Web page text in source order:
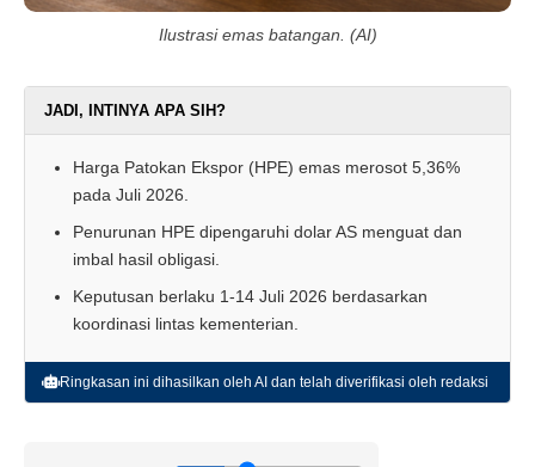
Ilustrasi emas batangan. (AI)
JADI, INTINYA APA SIH?
Harga Patokan Ekspor (HPE) emas merosot 5,36%
pada Juli 2026.
Penurunan HPE dipengaruhi dolar AS menguat dan
imbal hasil obligasi.
Keputusan berlaku 1-14 Juli 2026 berdasarkan
koordinasi lintas kementerian.
Ringkasan ini dihasilkan oleh AI dan telah diverifikasi oleh redaksi